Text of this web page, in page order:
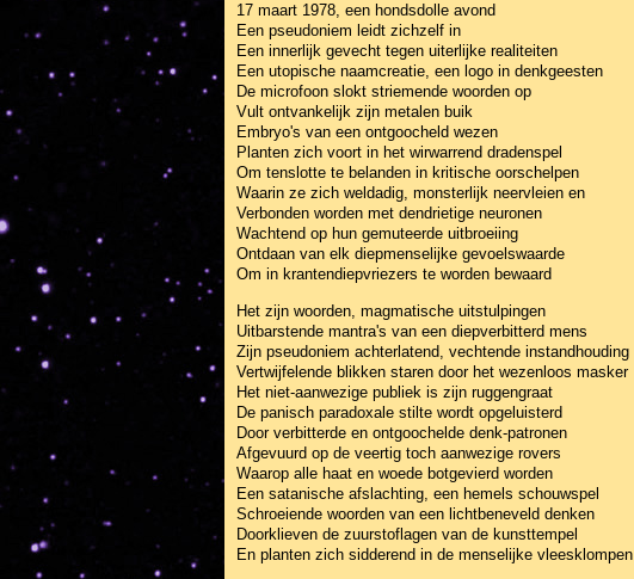
17 maart 1978, een hondsdolle avond
Een pseudoniem leidt zichzelf in
Een innerlijk gevecht tegen uiterlijke realiteiten
Een utopische naamcreatie, een logo in denkgeesten
De microfoon slokt striemende woorden op
Vult ontvankelijk zijn metalen buik
Embryo's van een ontgoocheld wezen
Planten zich voort in het wirwarrend dradenspel
Om tenslotte te belanden in kritische oorschelpen
Waarin ze zich weldadig, monsterlijk neervleien en
Verbonden worden met dendrietige neuronen
Wachtend op hun gemuteerde uitbroeiing
Ontdaan van elk diepmenselijke gevoelswaarde
Om in krantendiepvriezers te worden bewaard
Het zijn woorden, magmatische uitstulpingen
Uitbarstende mantra's van een diepverbitterd mens
Zijn pseudoniem achterlatend, vechtende instandhouding
Vertwijfelende blikken staren door het wezenloos masker
Het niet-aanwezige publiek is zijn ruggengraat
De panisch paradoxale stilte wordt opgeluisterd
Door verbitterde en ontgoochelde denk-patronen
Afgevuurd op de veertig toch aanwezige rovers
Waarop alle haat en woede botgevierd worden
Een satanische afslachting, een hemels schouwspel
Schroeiende woorden van een lichtbeneveld denken
Doorklieven de zuurstoflagen van de kunsttempel
En planten zich sidderend in de menselijke vleesklompen